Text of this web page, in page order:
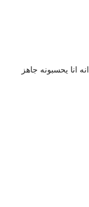
انا يحسبونه جاهز